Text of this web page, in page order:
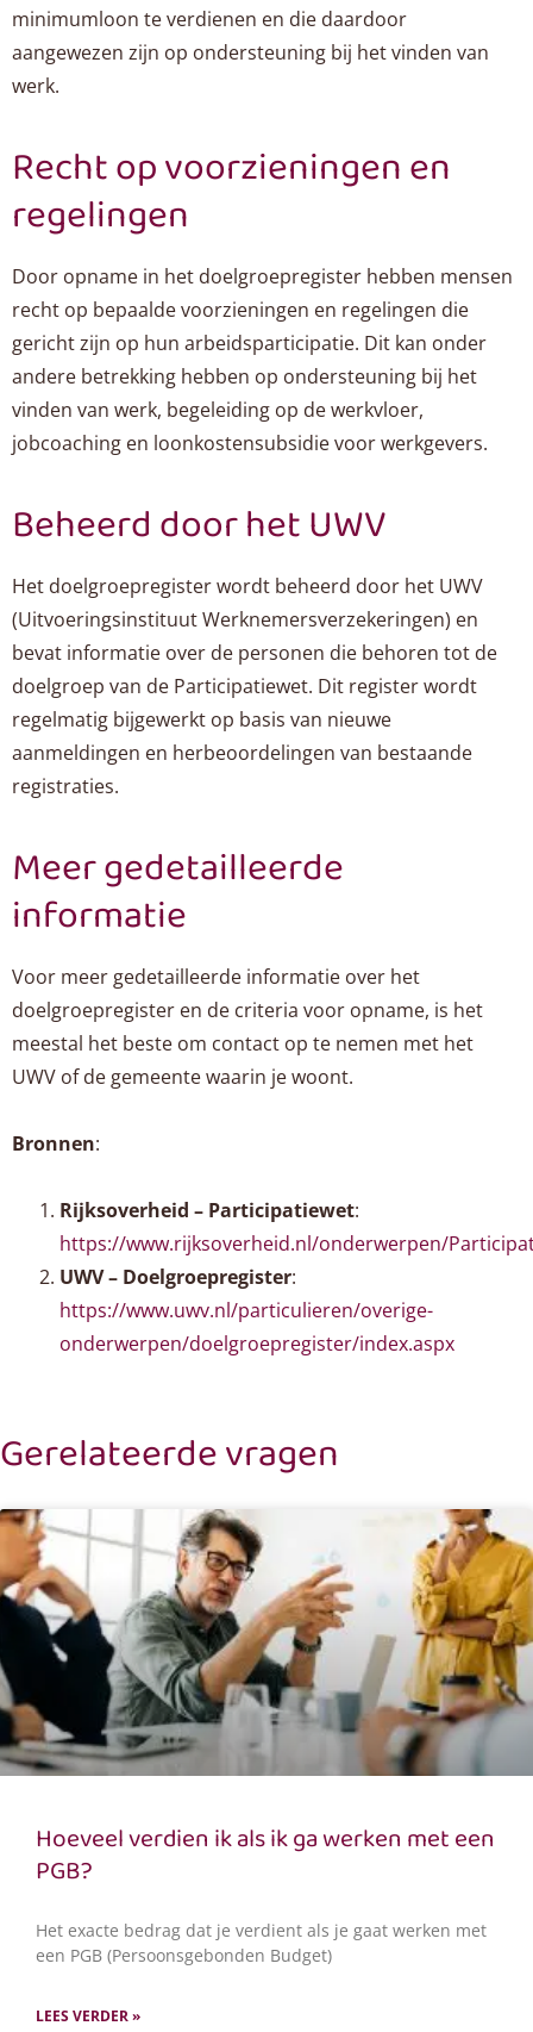
minimumloon te verdienen en die daardoor
aangewezen zijn op ondersteuning bij het vinden van
werk.
Recht op voorzieningen en
regelingen
Door opname in het doelgroepregister hebben mensen
recht op bepaalde voorzieningen en regelingen die
gericht zijn op hun arbeidsparticipatie. Dit kan onder
andere betrekking hebben op ondersteuning bij het
vinden van werk, begeleiding op de werkvloer,
jobcoaching en loonkostensubsidie voor werkgevers.
Beheerd door het UWV
Het doelgroepregister wordt beheerd door het UWV
(Uitvoeringsinstituut Werknemersverzekeringen) en
bevat informatie over de personen die behoren tot de
doelgroep van de Participatiewet. Dit register wordt
regelmatig bijgewerkt op basis van nieuwe
aanmeldingen en herbeoordelingen van bestaande
registraties.
Meer gedetailleerde
informatie
Voor meer gedetailleerde informatie over het
doelgroepregister en de criteria voor opname, is het
meestal het beste om contact op te nemen met het
UWV of de gemeente waarin je woont.
Bronnen:
Rijksoverheid – Participatiewet:
https://www.rijksoverheid.nl/onderwerpen/
UWV – Doelgroepregister:
https://www.uwv.nl/particulieren/overige-
onderwerpen/doelgroepregister/index.aspx
Gerelateerde vragen
Hoeveel verdien ik als ik ga werken met een
PGB?
Het exacte bedrag dat je verdient als je gaat werken met
een PGB (Persoonsgebonden Budget)
LEES VERDER »